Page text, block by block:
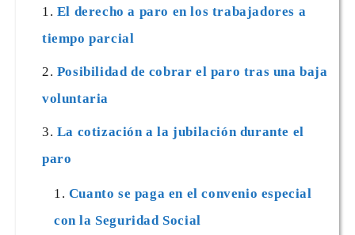
El derecho a paro en los trabajadores a
tiempo parcial
Posibilidad de cobrar el paro tras una baja
voluntaria
La cotización a la jubilación durante el
paro
Cuanto se paga en el convenio especial
con la Seguridad Social